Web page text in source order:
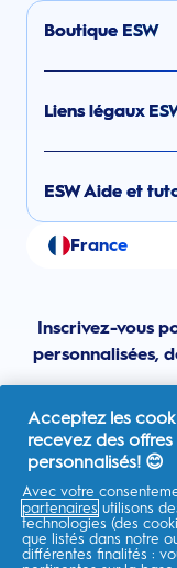
Boutique ESW
Liens légaux
ESW Aide et
France
Inscrivez-vous
personnalisées,
France
Acceptez les
recevez des
personnalisés! 😊
Avec votre
partenaires utilisons
technologies (des
que listés dans notre
différentes finalités :